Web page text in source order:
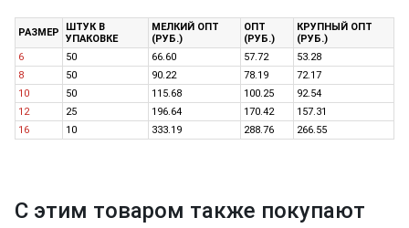
РАЗМЕР
ШТУК В
УПАКОВКЕ
МЕЛКИЙ ОПТ
(РУБ.)
ОПТ
(РУБ.)
КРУПНЫЙ ОПТ
(РУБ.)
6
50 66.60 57.72
53.28
8
50 90.22 78.19
72.17
10
50 115.68 100.25
92.54
12
25 196.64 170.42
157.31
16
10 333.19 288.76 266.55
С этим товаром также покупают